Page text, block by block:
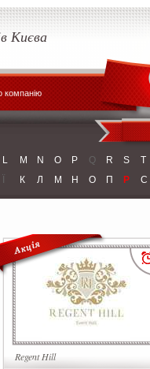
Києва
компанію
L M N O P Q R S T
К Л М Н О П Р С
Regent Hill